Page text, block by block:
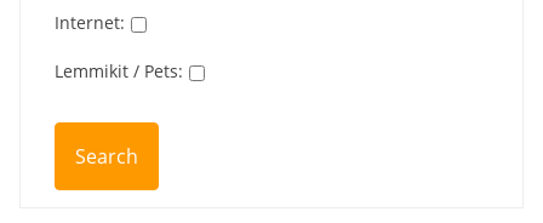
Internet:
Lemmikit / Pets: